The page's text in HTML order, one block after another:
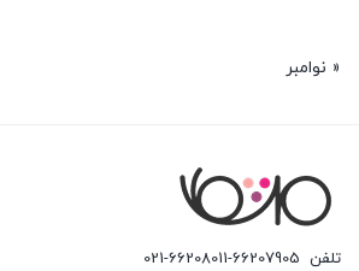
« نوامبر
تلفن 021-66208011-66207905